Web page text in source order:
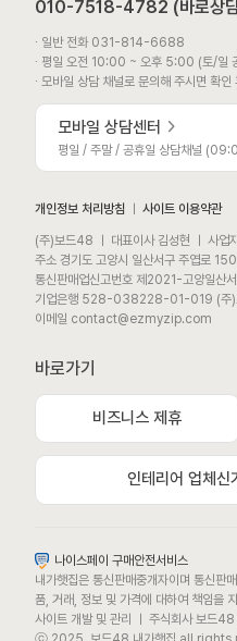
010-7518-4782 (바로상
∙ 일반 전화 031-814-6688
∙ 평일 오전 10:00 ~ 오후 5:00 (토/일
∙ 모바일 상담 채널로 문의해 주시면 확
모바일 상담센터
평일 / 주말 / 공휴일 상담채널
개인정보 처리방침 ㅣ 사이트 이용약관
(주)보드48 ㅣ 대표이사 김성현 ㅣ 사
주소 경기도 고양시 일산서구 주엽로
통신판매업신고번호 제2021-고양일산
기업은행 528-038228-01-019 (주)
이메일 contact@ezmyzip.com
바로가기
비즈니스 제휴
인테리어 업체신
나이스페이 구매안전서비스
내가햇집은 통신판매중개자이며 통신판
품, 거래, 정보 및 가격에 대하여 책임을
사이트 개발 및 관리 ㅣ 주식회사 보드48
모바일 상담채널
문자메시